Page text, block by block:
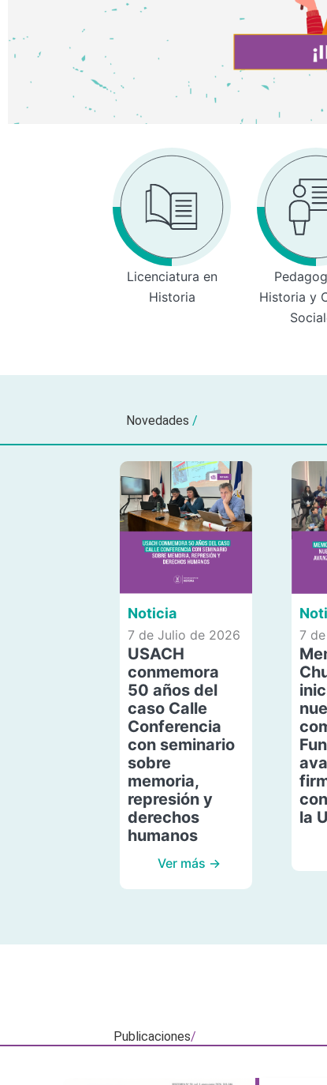
Licenciatura en
Historia
Historia y
Novedades /
Noticia
7 de Julio de 2026
USACH
conmemora
50 años del
caso Calle
Conferencia
con seminario
sobre
memoria,
represión y
derechos
humanos
Ver más →
7
la
Publicaciones/